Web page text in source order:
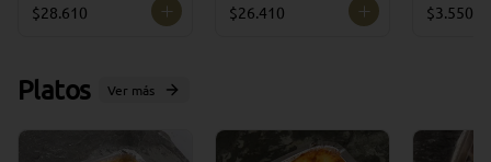
$28.610
ULTRACONGELA
$26.410
HUEVO
$3.550
Platos Ver más